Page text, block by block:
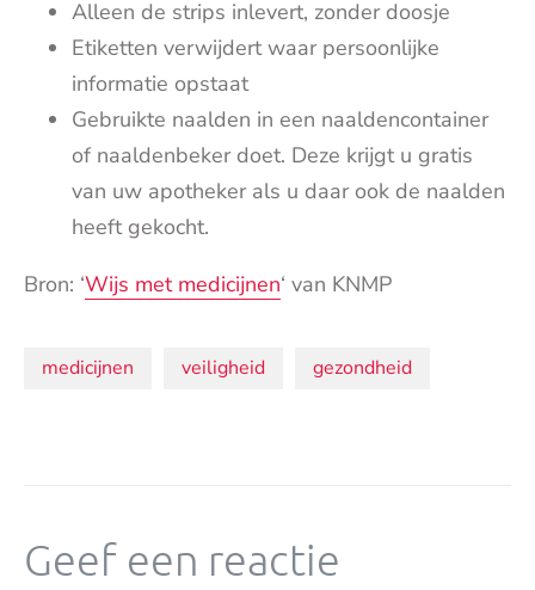
Alleen de strips inlevert, zonder doosje
Etiketten verwijdert waar persoonlijke
informatie opstaat
Gebruikte naalden in een naaldencontainer
of naaldenbeker doet. Deze krijgt u gratis
van uw apotheker als u daar ook de naalden
heeft gekocht.
Bron: ‘Wijs met medicijnen‘ van KNMP
Onderwerpen:
medicijnen veiligheid gezondheid
Geef een reactie